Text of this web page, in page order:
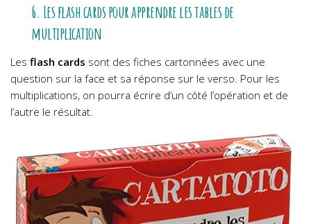
6. Les flash cards pour apprendre les tables de
multiplication
Les flash cards sont des fiches cartonnées avec une
question sur la face et sa réponse sur le verso. Pour les
multiplications, on pourra écrire d’un côté l’opération et de
l’autre le résultat.